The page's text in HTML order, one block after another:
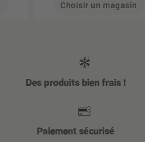
Choisir un magasin
Des produits bien frais !
Paiement sécurisé